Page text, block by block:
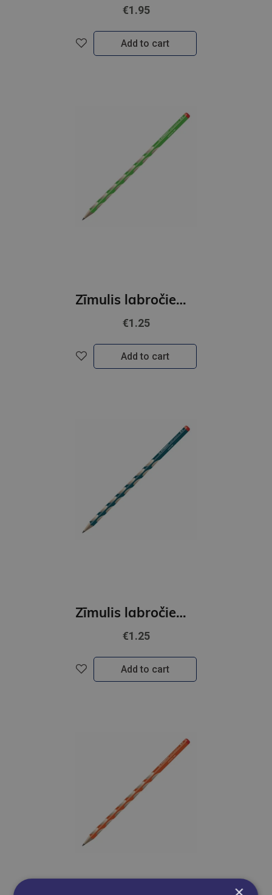
€1.95
Add to cart
Zīmulis labročiem STABILO EASYgraph S | HB zaļš
€1.25
Add to cart
Zīmulis labročiem STABILO EASYgraph S | HB zils
€1.25
Add to cart